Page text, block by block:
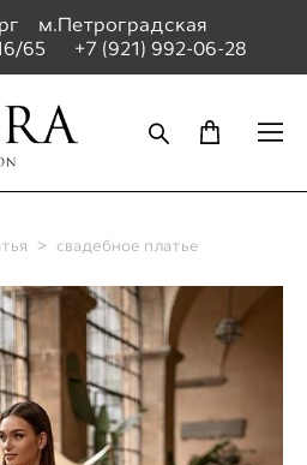
м.Петроградская
16/65 +7 (921) 992-06-28
> свадебное платье